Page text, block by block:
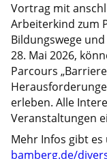
Vortrag mit
Arbeiterkind zum
Bildungswege
28. Mai 2026,
Parcours
erleben. Alle
Veranstaltungen
Mehr Infos gibt
bamberg.de/